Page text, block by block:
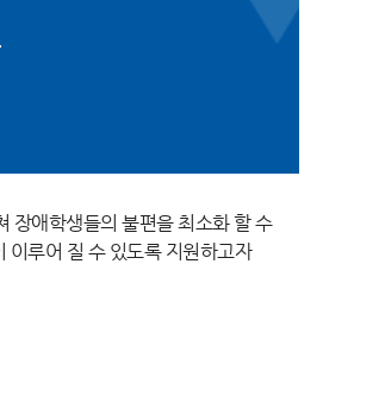
장애학생들의 불편을 최소화 할 수
이루어 질 수 있도록 지원하고자